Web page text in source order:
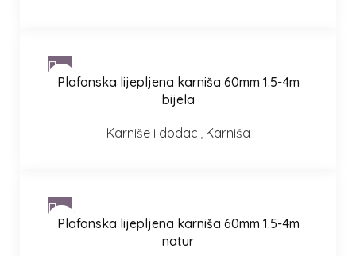
Plafonska lijepljena karniša 60mm 1.5-4m
bijela
Karniše i dodaci, Karniša
Plafonska lijepljena karniša 60mm 1.5-4m
natur